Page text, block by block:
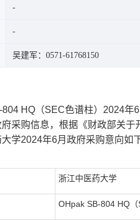
吴建军：0571-61768150
HQ（SEC色谱柱）2024年
采购信息，根据《财政部关
大学2024年6月政府采购意向
浙江中医药大学
OHpak SB-804 HQ